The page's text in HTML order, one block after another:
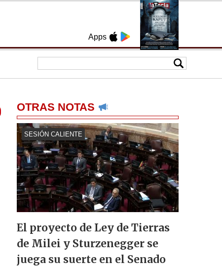
Apps
OTRAS NOTAS
SESIÓN CALIENTE
El proyecto de Ley de Tierras
de Milei y Sturzenegger se
juega su suerte en el Senado